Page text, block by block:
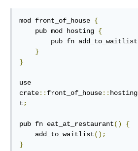
mod front_of_house {
    pub mod hosting
{
        pub fn add_to_waitlist
}
}
use
crate:: front_of_house:: hosting
t ;
pub fn eat_at_restaurant()
{
    add_to_waitlist
();
}